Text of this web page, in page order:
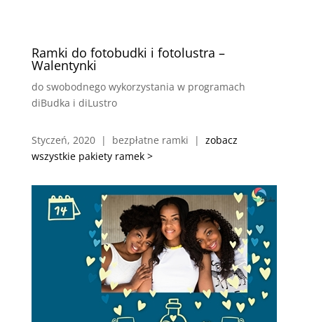
Ramki do fotobudki i fotolustra –
Walentynki
do swobodnego wykorzystania w programach
diBudka i diLustro
Styczeń, 2020 | bezpłatne ramki | zobacz
wszystkie pakiety ramek >